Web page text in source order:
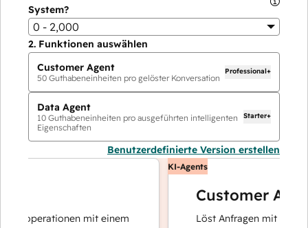
System?
0 - 2,000
2. Funktionen auswählen
Customer Agent
50 Guthabeneinheiten pro gelöster Konversation
Professional+
Data Agent
10 Guthabeneinheiten pro ausgeführten intelligenten
Eigenschaften
Starter+
Benutzerdefinierte Version erstellen
mit einem
KI-Agents
Customer Agent
Löst Anfragen mit